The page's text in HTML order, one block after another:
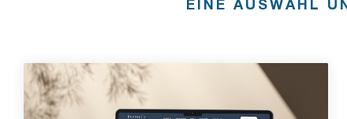
EINE AUSWAHL